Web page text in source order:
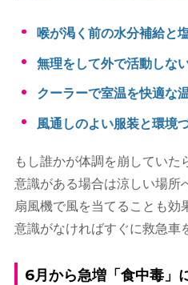
喉が渇く前の水分補給と
無理をして外で活動しな
クーラーで室温を快適な
風通しのよい服装と環境
もし誰かが体調を崩していた
意識がある場合は涼しい場所
扇風機で風を当てることも効
意識がなければすぐに救急車
6月から急増「食中毒」